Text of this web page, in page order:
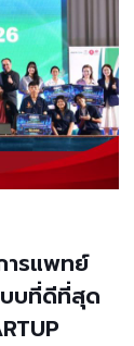
รแพทย์
บที่ดีที่สุด